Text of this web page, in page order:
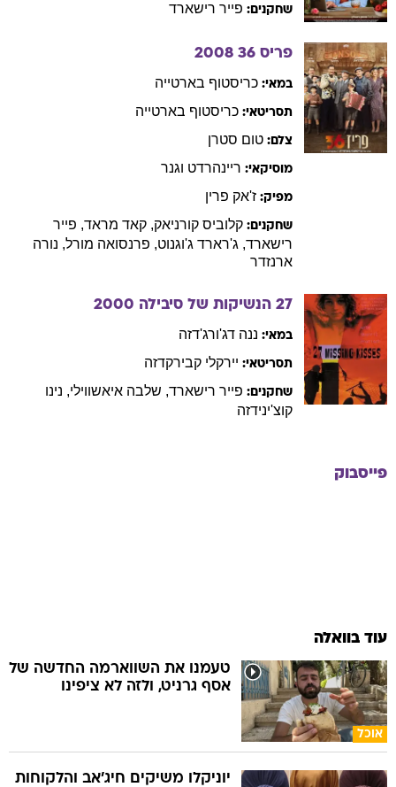
שחקנים: פייר רישארד
פריס 36 2008
במאי: כריסטוף בארטייה
תסריטאי: כריסטוף בארטייה
צלם: טום סטרן
מוסיקאי: ריינהרדט וגנר
מפיק: ז'אק פרין
שחקנים: קלוביס קורניאק, קאד מראד, פייר
רישארד, ג'רארד ג'וגנוט, פרנסואה מורל, נורה
ארנזדר
27 הנשיקות של סיבילה 2000
במאי: ננה דג'ורג'דזה
תסריטאי: יירקלי קבירקדזה
שחקנים: פייר רישארד, שלבה איאשווילי, נינו
קוצ'ינידזה
פייסבוק
עוד בוואלה
אוכל
טעמנו את השווארמה החדשה של
אסף גרניט, ולזה לא ציפינו
יוניקלו משיקים חיג'אב והלקוחות